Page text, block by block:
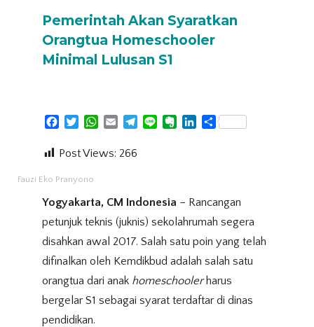
Pemerintah Akan Syaratkan
Orangtua Homeschooler
Minimal Lulusan S1
FacebookTwitterWhatsApp
Email Telegram
Line Evernote
LinkedIn
Share
Post Views: 266
Fauzi Eko Pranyono
Yogyakarta, CM Indonesia – Rancangan
petunjuk teknis (juknis) sekolahrumah segera
disahkan awal 2017. Salah satu poin yang telah
difinalkan oleh Kemdikbud adalah salah satu
orangtua dari anak homeschoolerharus
bergelar S1 sebagai syarat terdaftar di dinas
pendidikan.